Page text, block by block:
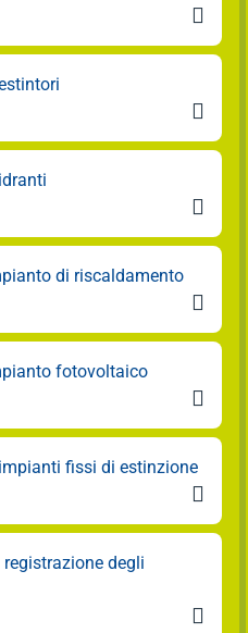



di riscaldamento

fotovoltaico

fissi di estinzione

degli
